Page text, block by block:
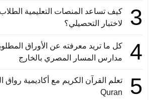
3
كيف تساعد المنصات التعليمية
لاختبار التحصيلي؟
4
كل ما تريد معرفته عن الأوراق
مدارس المسار المصري بالخارج
5
Quran